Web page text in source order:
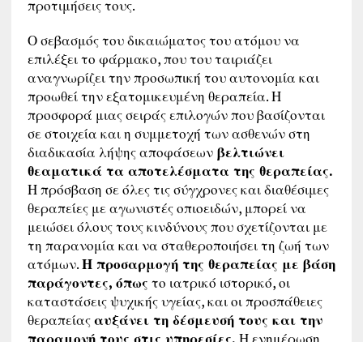
προτιμήσεις τους.
Ο σεβασμός του δικαιώματος του ατόμου να
επιλέξει το φάρμακο, που του ταιριάζει
αναγνωρίζει την προσωπική του αυτονομία και
προωθεί την εξατομικευμένη θεραπεία. Η
προσφορά μιας σειράς επιλογών που βασίζονται
σε στοιχεία και η συμμετοχή των ασθενών στη
διαδικασία λήψης αποφάσεωνβελτιώνει
θεαματικά τα αποτελέσματα της θεραπείας.
Η πρόσβαση σε όλες τις σύγχρονες και διαθέσιμες
θεραπείες με αγωνιστές οπιοειδών, μπορεί να
μειώσει όλους τους κινδύνους που σχετίζονται με
τη παρανομία και να σταθεροποιήσει τη ζωή των
ατόμων.Η προσαρμογή της θεραπείας με βάση
παράγοντες, όπως το ιατρικό ιστορικό, οι
καταστάσεις ψυχικής υγείας, και οι προσπάθειες
θεραπείαςαυξάνει τη δέσμευσή τους και την